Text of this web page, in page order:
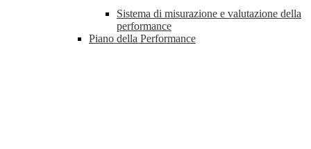
Sistema di misurazione e valutazione della
performance
Piano della Performance